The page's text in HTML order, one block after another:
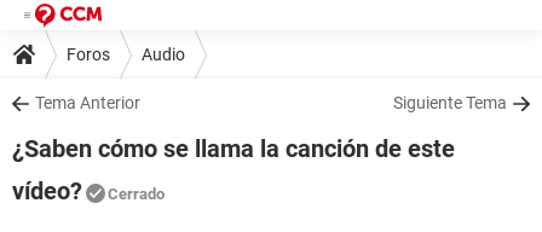
Foros Audio
Tema Anterior Siguiente Tema
¿Saben cómo se llama la canción de este
vídeo?
Cerrado